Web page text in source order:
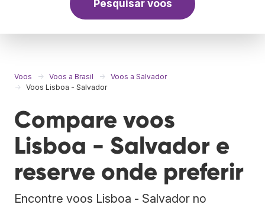
Pesquisar voos
Voos Voos a Brasil
Voos a Salvador
Voos Lisboa - Salvador
Compare voos
Lisboa - Salvador e
reserve onde preferir
Encontre voos Lisboa - Salvador no